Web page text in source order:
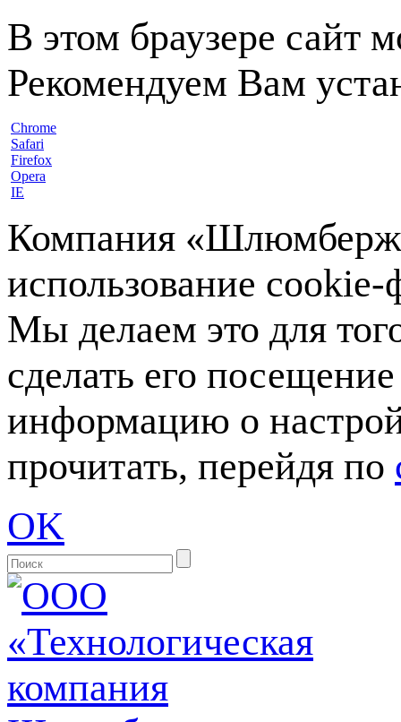
В этом браузере сайт
Рекомендуем Вам
Chrome
Safari
Firefox
Opera
IE
Компания
использование
Мы делаем это для
сделать его
информацию о
прочитать, перейдя по
OK